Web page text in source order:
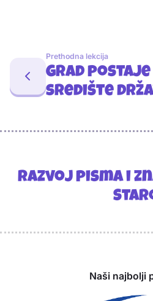
Prethodna lekcija
Grad
središte
Razvoj pisma i
Naši najbolji